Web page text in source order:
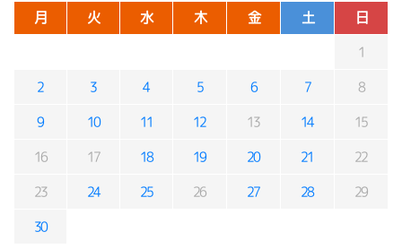
月 火 水 木 金 土 日
1
2 3 4 5 6 7 8
9 10 11 12 13 14 15
16 17 18 19 20 21 22
23 24 25 26 27 28 29
30